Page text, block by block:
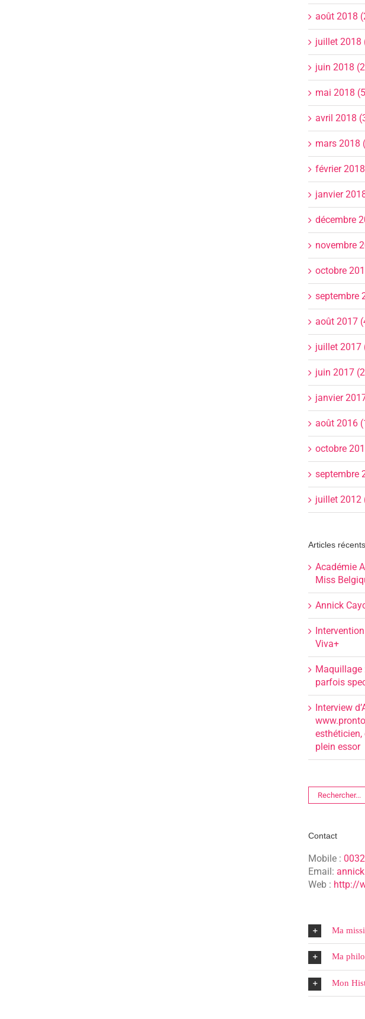
août 2018
juillet 2018
juin 2018
mai 2018
avril 2018
mars 2018
février
janvier
décembre
novembre
octobre
septembre
août 2017
juillet 2017
juin 2017
janvier
août 2016
octobre
septembre
juillet 2012
Articles récents
Académie
Miss
Annick
Viva+
Maquillage
parfois
Interview
esthéticien,
plein essor
Rechercher:
Contact
Mobile :
Email:
Web : http://
Ma
Ma
Mon